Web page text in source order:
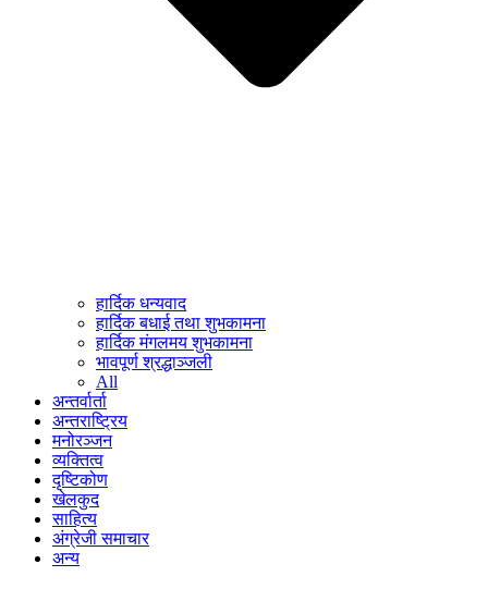
हार्दिक धन्यवाद
हार्दिक बधाई तथा शुभकामना
हार्दिक मंगलमय शुभकामना
भावपूर्ण श्रद्धाञ्जली
All
अन्तर्वार्ता
अन्तराष्ट्रिय
मनोरञ्जन
व्यक्तित्व
दृष्टिकोण
खेलकुद
साहित्य
अंग्रेजी समाचार
अन्य